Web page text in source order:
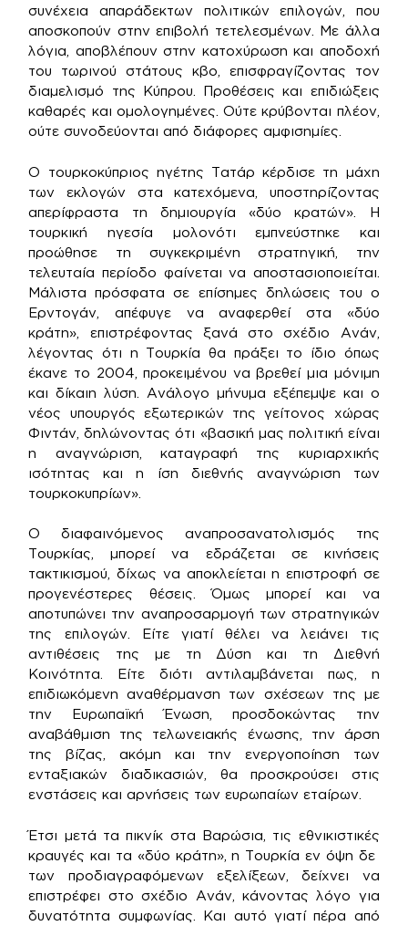
συνέχεια απαράδεκτων πολιτικών επιλογών, που
αποσκοπούν στην επιβολή τετελεσμένων. Με άλλα
λόγια, αποβλέπουν στην κατοχύρωση και αποδοχή
του τωρινού στάτους κβο, επισφραγίζοντας τον
διαμελισμό της Κύπρου. Προθέσεις και επιδιώξεις
καθαρές και ομολογημένες. Ούτε κρύβονται πλέον,
ούτε συνοδεύονται από διάφορες αμφισημίες.
Ο τουρκοκύπριος ηγέτης Τατάρ κέρδισε τη μάχη
των εκλογών στα κατεχόμενα, υποστηρίζοντας
απερίφραστα τη δημιουργία «δύο κρατών». Η
τουρκική ηγεσία μολονότι εμπνεύστηκε και
προώθησε τη συγκεκριμένη στρατηγική, την
τελευταία περίοδο φαίνεται να αποστασιοποιείται.
Μάλιστα πρόσφατα σε επίσημες δηλώσεις του ο
Ερντογάν, απέφυγε να αναφερθεί στα «δύο
κράτη», επιστρέφοντας ξανά στο σχέδιο Ανάν,
λέγοντας ότι η Τουρκία θα πράξει το ίδιο όπως
έκανε το 2004, προκειμένου να βρεθεί μια μόνιμη
και δίκαιη λύση. Ανάλογο μήνυμα εξέπεμψε και ο
νέος υπουργός εξωτερικών της γείτονος χώρας
Φιντάν, δηλώνοντας ότι «βασική μας πολιτική είναι
η αναγνώριση, καταγραφή της κυριαρχικής
ισότητας και η ίση διεθνής αναγνώριση των
τουρκοκυπρίων».
Ο διαφαινόμενος αναπροσανατολισμός της
Τουρκίας, μπορεί να εδράζεται σε κινήσεις
τακτικισμού, δίχως να αποκλείεται η επιστροφή σε
προγενέστερες θέσεις. Όμως μπορεί και να
αποτυπώνει την αναπροσαρμογή των στρατηγικών
της επιλογών. Είτε γιατί θέλει να λειάνει τις
αντιθέσεις της με τη Δύση και τη Διεθνή
Κοινότητα. Είτε διότι αντιλαμβάνεται πως, η
επιδιωκόμενη αναθέρμανση των σχέσεων της με
την Ευρωπαϊκή Ένωση, προσδοκώντας την
αναβάθμιση της τελωνειακής ένωσης, την άρση
της βίζας, ακόμη και την ενεργοποίηση των
ενταξιακών διαδικασιών, θα προσκρούσει στις
ενστάσεις και αρνήσεις των ευρωπαίων εταίρων.
Έτσι μετά τα πικνίκ στα Βαρώσια, τις εθνικιστικές
κραυγές και τα «δύο κράτη», η Τουρκία εν όψη δε
των προδιαγραφόμενων εξελίξεων, δείχνει να
επιστρέφει στο σχέδιο Ανάν, κάνοντας λόγο για
δυνατότητα συμφωνίας. Και αυτό γιατί πέρα από